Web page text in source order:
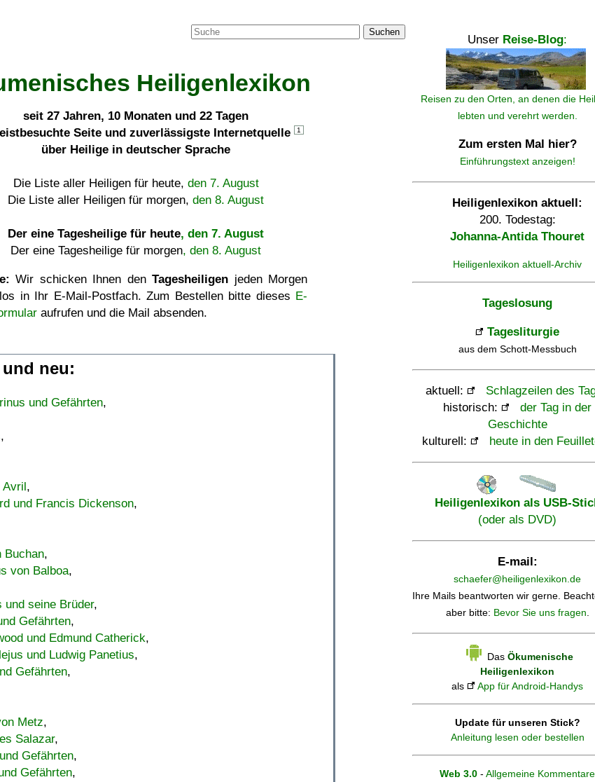
Suchen
Heiligenlexikon
seit 27 Jahren, 10 Monaten und 22 Tagen
Seite und zuverlässigste Internetquelle
1
über Heilige in deutscher Sprache
Die Liste aller Heiligen für heute, den 7. August
Die Liste aller Heiligen für morgen, den 8. August
Der eine Tagesheilige für heute, den 7. August
Der eine Tagesheilige für morgen, den 8. August
Wir schicken Ihnen denTagesheiligen jeden Morgen
in Ihr E-Mail-Postfach. Zum Bestellen bitte dieses E-
aufrufen und die Mail absenden.
neu:
und Gefährten,
,
Avril,
und Francis Dickenson,
Buchan,
von Balboa,
und seine Brüder,
Gefährten,
und Edmund Catherick,
und Ludwig Panetius,
Gefährten,
Metz,
Salazar,
Gefährten,
Gefährten,
Unser Reise-Blog:
Reisen zu den Orten, an denen die
lebten und verehrt werden.
Zum ersten Mal hier?
Einführungstext anzeigen!
Heiligenlexikon aktuell:
200. Todestag:
Johanna-Antida Thouret
Heiligenlexikon aktuell-Archiv
Tageslosung
Tagesliturgie
aus dem Schott-Messbuch
aktuell:
Schlagzeilen des
historisch:
der Tag in der
Geschichte
kulturell:
heute in den
Heiligenlexikon als USB-
(oder als DVD)
E-mail:
schaefer@heiligenlexikon.de
Ihre Mails beantworten wir gerne.
aber bitte: Bevor Sie uns fragen.
Das Ökumenische
Heiligenlexikon
als
App für Android-Handys
Update für unseren Stick?
Anleitung lesen oder bestellen
Web 3.0 - Allgemeine Kommentare